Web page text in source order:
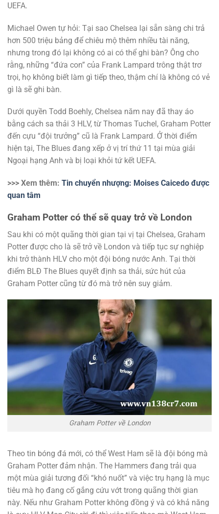
UEFA.
Michael Owen tự hỏi: Tại sao Chelsea lại sẵn sàng chi trả
hơn 500 triệu bảng để chiêu mộ thêm nhiều tài năng,
nhưng trong đó lại không có ai có thể ghi bàn? Ông cho
rằng, những “đứa con” của Frank Lampard trông thật trơ
trọi, họ không biết làm gì tiếp theo, thậm chí là không có vẻ
gì là sẽ ghi bàn.
Dưới quyền Todd Boehly, Chelsea năm nay đã thay áo
bằng cách sa thải 3 HLV, từ Thomas Tuchel, Graham Potter
đến cựu “đội trưởng” cũ là Frank Lampard. Ở thời điểm
hiện tại, The Blues đang xếp ở vị trí thứ 11 tại mùa giải
Ngoại hạng Anh và bị loại khỏi tứ kết UEFA.
>>> Xem thêm: Tin chuyển nhượng: Moises Caicedo được
quan tâm
Graham Potter có thể sẽ quay trở về London
Sau khi có một quãng thời gian tại vị tại Chelsea, Graham
Potter được cho là sẽ trở về London và tiếp tục sự nghiệp
khi trở thành HLV cho một đội bóng nước Anh. Tại thời
điểm BLĐ The Blues quyết định sa thải, sức hút của
Graham Potter cũng từ đó mà trở nên suy giảm.
Graham Potter về London
Theo tin bóng đá mới, có thể West Ham sẽ là đội bóng mà
Graham Potter đảm nhận. The Hammers đang trải qua
một mùa giải tương đối “khó nuốt” và việc trụ hạng là mục
tiêu mà họ đang cố gắng cứu vớt trong quãng thời gian
này. Nếu như Graham Potter không đồng ý và có khả năng